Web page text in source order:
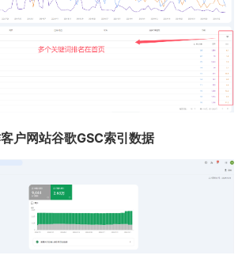
户网站谷歌GSC索引数据